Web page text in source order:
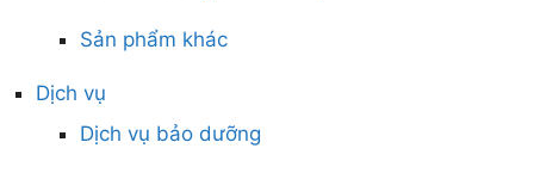
Sản phẩm khác
Dịch vụ
Dịch vụ bảo dưỡng